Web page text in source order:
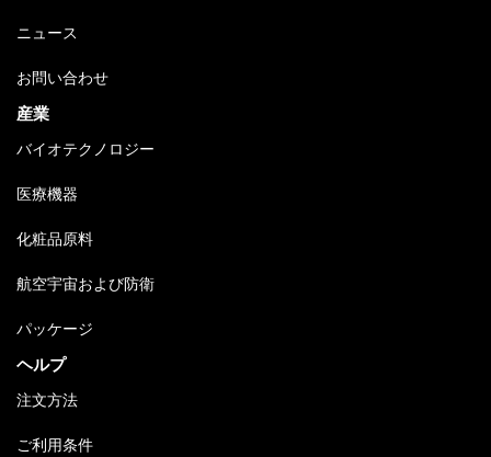
ニュース
お問い合わせ
産業
バイオテクノロジー
医療機器
化粧品原料
航空宇宙および防衛
パッケージ
ヘルプ
注文方法
ご利用条件